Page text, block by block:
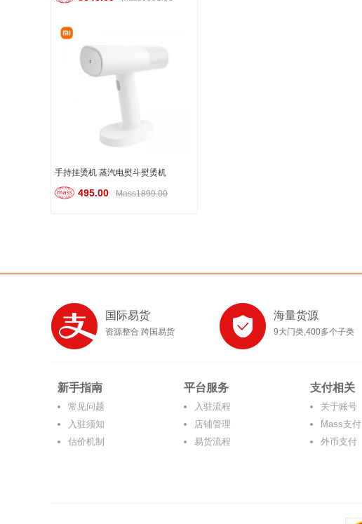
手持挂烫机 蒸汽电熨斗熨烫机
495.00 Mass1899.00
国际易货
资源整合 跨国易货
海量货源
9大门类,400多个子类
新手指南
常见问题
入驻须知
估价机制
平台服务
入驻流程
店铺管理
易货流程
支付相关
关于账号
Mass支付
外币支付